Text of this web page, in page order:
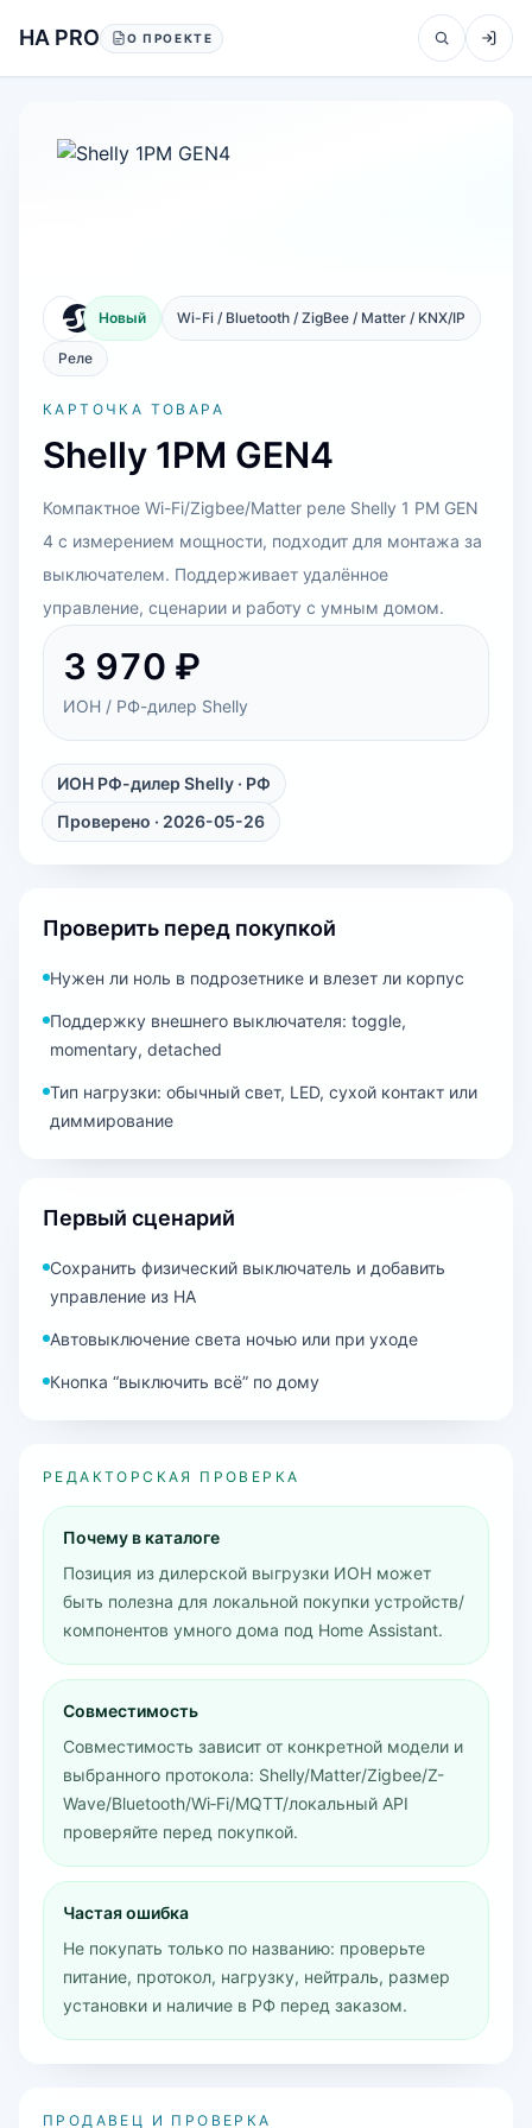
HA PRO О ПРОЕКТЕ
Новый Wi-Fi / Bluetooth / ZigBee / Matter / KNX/IP
Реле
КАРТОЧКА ТОВАРА
Shelly 1PM GEN4
Компактное Wi-Fi/Zigbee/Matter реле Shelly 1 PM GEN
4 с измерением мощности, подходит для монтажа за
выключателем. Поддерживает удалённое
управление, сценарии и работу с умным домом.
3 970 ₽
ИОН / РФ-дилер Shelly
ИОН РФ-дилер Shelly · РФ
Проверено · 2026-05-26
Проверить перед покупкой
Нужен ли ноль в подрозетнике и влезет ли корпус
Поддержку внешнего выключателя: toggle,
momentary, detached
Тип нагрузки: обычный свет, LED, сухой контакт или
диммирование
Первый сценарий
Сохранить физический выключатель и добавить
управление из HA
Автовыключение света ночью или при уходе
Кнопка “выключить всё” по дому
РЕДАКТОРСКАЯ ПРОВЕРКА
Почему в каталоге
Позиция из дилерской выгрузки ИОН может
быть полезна для локальной покупки устройств/
компонентов умного дома под Home Assistant.
Совместимость
Совместимость зависит от конкретной модели и
выбранного протокола: Shelly/Matter/Zigbee/Z-
Wave/Bluetooth/Wi‑Fi/MQTT/локальный API
проверяйте перед покупкой.
Частая ошибка
Не покупать только по названию: проверьте
питание, протокол, нагрузку, нейтраль, размер
установки и наличие в РФ перед заказом.
ПРОДАВЕЦ И ПРОВЕРКА